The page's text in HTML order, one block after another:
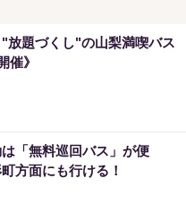
"放題づくし"の山梨満喫バス
催》
「無料巡回バス」が便
方面にも行ける！